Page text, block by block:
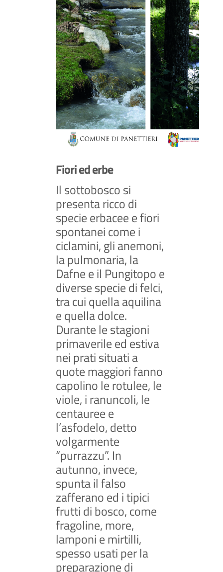
Fiori ed erbe
Il sottobosco si
presenta ricco di
specie erbacee e fiori
spontanei come i
ciclamini, gli anemoni,
la pulmonaria, la
Dafne e il Pungitopo e
diverse specie di felci,
tra cui quella aquilina
e quella dolce.
Durante le stagioni
primaverile ed estiva
nei prati situati a
quote maggiori fanno
capolino le rotulee, le
viole, i ranuncoli, le
centauree e
l’asfodelo, detto
volgarmente
“purrazzu”. In
autunno, invece,
spunta il falso
zafferano ed i tipici
frutti di bosco, come
fragoline, more,
lamponi e mirtilli,
spesso usati per la
preparazione di